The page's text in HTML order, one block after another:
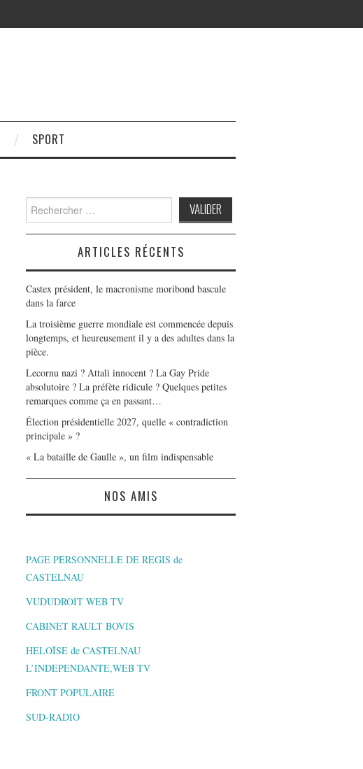
SPORT
Search
for:
ARTICLES RÉCENTS
Castex président, le macronisme moribond bascule
dans la farce
La troisième guerre mondiale est commencée depuis
longtemps, et heureusement il y a des adultes dans la
pièce.
Lecornu nazi ? Attali innocent ? La Gay Pride
absolutoire ? La préfète ridicule ? Quelques petites
remarques comme ça en passant…
Élection présidentielle 2027, quelle « contradiction
principale » ?
« La bataille de Gaulle », un film indispensable
NOS AMIS
PAGE PERSONNELLE DE REGIS de
CASTELNAU
VUDUDROIT WEB TV
CABINET RAULT BOVIS
HELOÏSE de CASTELNAU
L’INDEPENDANTE,WEB TV
FRONT POPULAIRE
SUD-RADIO